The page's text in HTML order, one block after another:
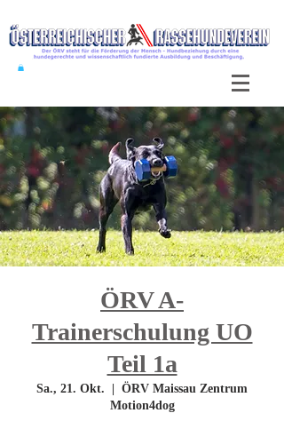
ÖRV A-
Trainerschulung UO
Teil 1a
Sa., 21. Okt.
ÖRV Maissau Zentrum
Motion4dog